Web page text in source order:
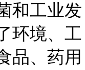
和工业发
环境、工
品、药用